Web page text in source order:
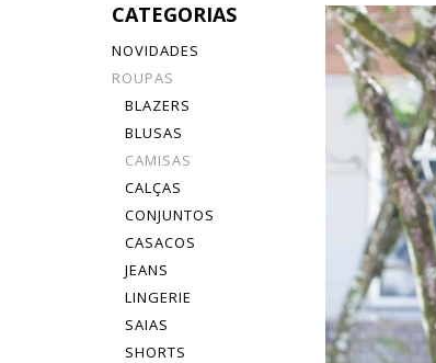
CATEGORIAS
NOVIDADES
ROUPAS
BLAZERS
BLUSAS
CAMISAS
CALÇAS
CONJUNTOS
CASACOS
JEANS
LINGERIE
SAIAS
SHORTS